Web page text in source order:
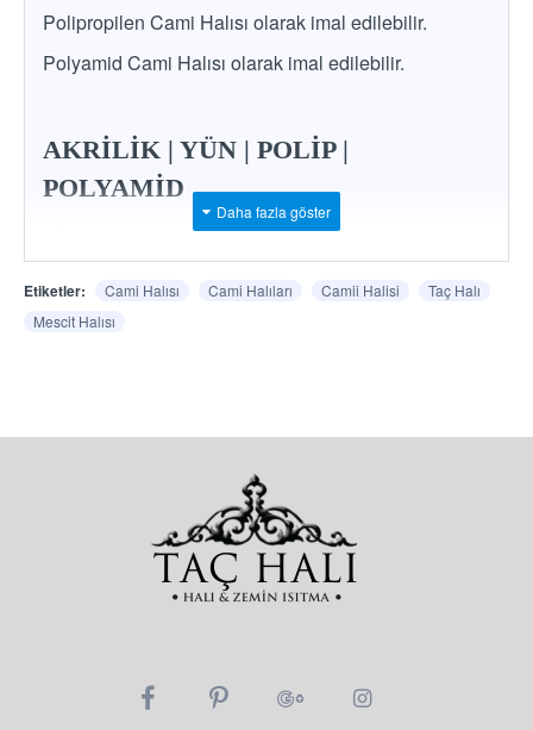
Polipropilen Cami Halısı olarak imal edilebilir.
Polyamid Cami Halısı olarak imal edilebilir.
AKRİLİK | YÜN | POLİP |
POLYAMİD
mümkündür.
Etiketler: Cami Halısı Cami Halıları Camii Halisi
Taç Halı
Mescit Halısı